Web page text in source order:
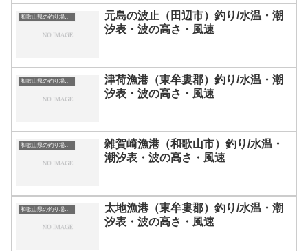
和歌山県の釣り場一覧
元島の波止（田辺市）釣り/水温・潮
汐表・波の高さ・風速
和歌山県の釣り場一覧
津荷漁港（東牟婁郡）釣り/水温・潮
汐表・波の高さ・風速
和歌山県の釣り場一覧
雑賀崎漁港（和歌山市）釣り/水温・
潮汐表・波の高さ・風速
和歌山県の釣り場一覧
太地漁港（東牟婁郡）釣り/水温・潮
汐表・波の高さ・風速